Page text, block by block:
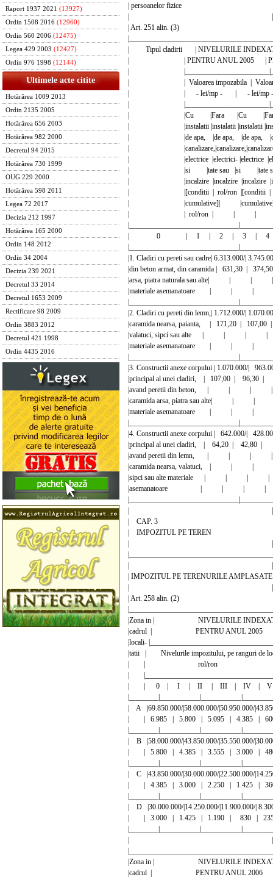
Raport 1937 2021 (13927)
Ordin 1508 2016 (12960)
Ordin 560 2006 (12475)
Legea 429 2003 (12427)
Ordin 976 1998 (12144)
Ultimele acte citite
Hotărârea 1009 2013
Ordin 2135 2005
Hotărârea 656 2003
Hotărârea 982 2000
Decretul 94 2015
Hotărârea 730 1999
OUG 229 2000
Hotărârea 598 2011
Legea 72 2017
Decizia 212 1997
Hotărârea 165 2000
Ordin 148 2012
Ordin 34 2004
Decizia 239 2021
Decretul 33 2014
Decretul 1653 2009
Rectificare 98 2009
Ordin 3883 2012
Decretul 421 1998
Ordin 4435 2016
| persoanelor
| |
| Art. 251 alin.
| Tipul cladirii | NIVELURILE
| | PENTRU ANUL 2005 |
|
| | Valoarea impozabila | Valoarea
| | - lei/mp - | - lei/mp
|
| |Cu |Fara |Cu
| |instalatii |instalatii |instalatii
| |de apa, |de apa, |de apa, |de
|
| |electrice |electrici- |electrice
| |si |tate sau |si |tate
| |incalzire |incalzire |incalzire
| |[conditii | rol/ron
| |cumulative]|
| | rol/ron | | |
| 0 | 1 | 2 | 3 | 4
|1. Cladiri cu pereti sau cadre| 6.313.000/|
|din beton armat, din caramida |
|arsa, piatra naturala sau alte|
|materiale asemanatoare |
|2. Cladiri cu pereti din lemn,| 1.712.000/|
|caramida nearsa, paianta, | 171,20
|valatuci, sipci sau alte | |
|materiale asemanatoare |
|3. Constructii anexe corpului | 1.070.000/|
|principal al unei cladiri, | 107,00 |
|avand peretii din beton, |
|caramida arsa, piatra sau
|materiale asemanatoare |
|4. Constructii anexe corpului | 642.000/|
|principal al unei cladiri, | 64,20 |
|avand peretii din lemn, |
|caramida nearsa, valatuci,
|sipci sau alte materiale | |
|asemanatoare | | |
| |
| CAP. 3
| IMPOZITUL PE
| |
| |
| IMPOZITUL PE TERENURILE
| |
| Art. 258 alin.
|Zona in | NIVELURILE
|cadrul | PENTRU ANUL 2005
|locali-
|tatii | Nivelurile impozitului, pe ranguri
| | rol/ron
|
| | 0 | I | II | III | IV |
| A |69.850.000/|58.000.000/|50.950.000/
| | 6.985 | 5.800 | 5.095 | 4.385 |
| B |58.000.000/|43.850.000/|35.550.000/
| | 5.800 | 4.385 | 3.555 | 3.000 |
| C |43.850.000/|30.000.000/|22.500.000/
| | 4.385 | 3.000 | 2.250 | 1.425 |
| D |30.000.000/|14.250.000/|11.900.000/|
| | 3.000 | 1.425 | 1.190 | 830 |
| |
|Zona in | NIVELURILE
|cadrul | PENTRU ANUL 2006